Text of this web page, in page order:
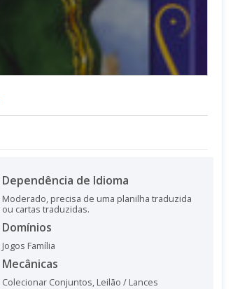
Dependência de Idioma
Moderado, precisa de uma planilha traduzida
ou cartas traduzidas.
Domínios
Jogos Família
Mecânicas
Colecionar Conjuntos, Leilão / Lances